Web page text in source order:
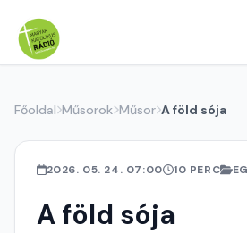
Főoldal Műsorok Műsor A föld sója
2026. 05. 24. 07:00 10 PERC
A föld sója